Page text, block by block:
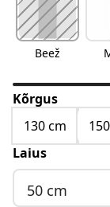
Beež
Kõrgus
130 cm
Laius
50 cm